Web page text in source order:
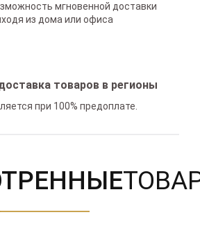
мгновенной доставки
из дома или офиса
товаров в регионы
при 100% предоплате.